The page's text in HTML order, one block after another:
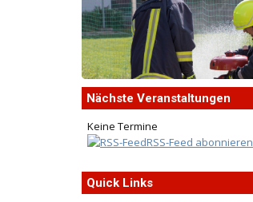
Nächste Veranstaltungen
Keine Termine
RSS-Feed abonnieren
Quick Links